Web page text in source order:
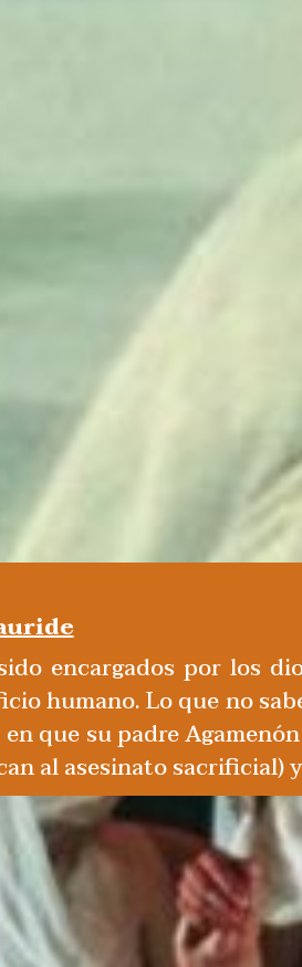
encargados por los
humano. Lo que no
que su padre
al asesinato sacrificial)